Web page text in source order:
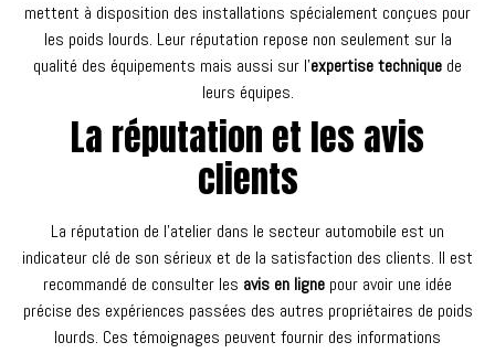
mettent à disposition des installations spécialement conçues pour
les poids lourds. Leur réputation repose non seulement sur la
qualité des équipements mais aussi sur l’expertise technique de
leurs équipes.
La réputation et les avis
clients
La réputation de l’atelier dans le secteur automobile est un
indicateur clé de son sérieux et de la satisfaction des clients. Il est
recommandé de consulter les avis en ligne pour avoir une idée
précise des expériences passées des autres propriétaires de poids
lourds. Ces témoignages peuvent fournir des informations